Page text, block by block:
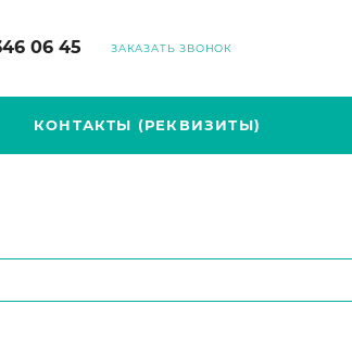
06 45 ЗАКАЗАТЬ ЗВОНОК
КОНТАКТЫ (РЕКВИЗИТЫ)